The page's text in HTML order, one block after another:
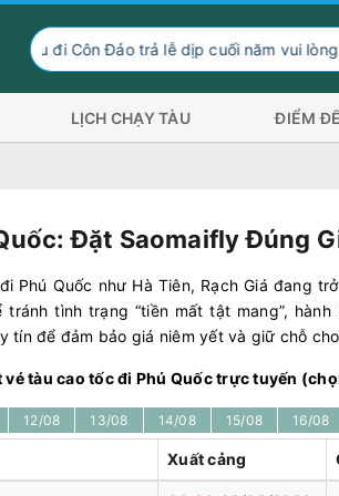
lễ dịp cuối năm vui lòng chuyển hướng
LỊCH CHẠY TÀU ĐIỂM
Đặt Saomaifly Đúng
Phú Quốc như Hà Tiên, Rạch Giá đang
tình trạng “tiền mất tật mang”,
tín để đảm bảo giá niêm yết và giữ chỗ
tàu cao tốc đi Phú Quốc trực tuyến
12/08 13/08 14/08 15/08 16/08
Xuất cảng